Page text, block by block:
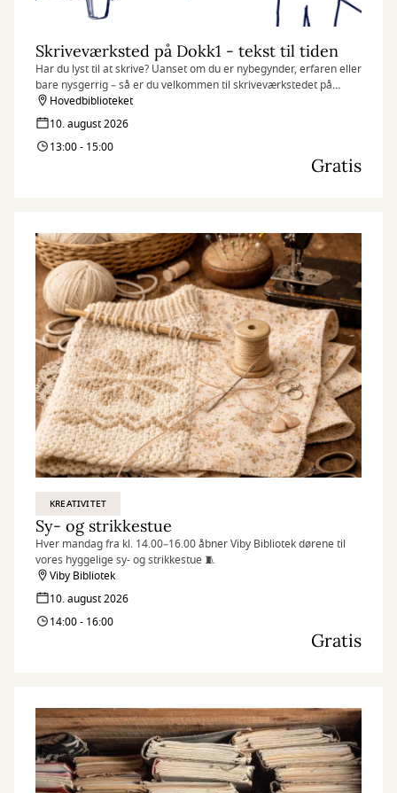
Skriveværksted på Dokk1 - tekst til tiden
Har du lyst til at skrive? Uanset om du er nybegynder, erfaren eller
bare nysgerrig – så er du velkommen til skriveværkstedet på
Dokk1. Her handler det ikke om at skrive korrekt, men om at
slippe fantasien løs og finde glæde i sproget.
Hovedbiblioteket
10. august 2026
13:00 - 15:00
Gratis
KREATIVITET
Sy- og strikkestue
Hver mandag fra kl. 14.00–16.00 åbner Viby Bibliotek dørene til
vores hyggelige sy- og strikkestue 🧵
Viby Bibliotek
10. august 2026
14:00 - 16:00
Gratis